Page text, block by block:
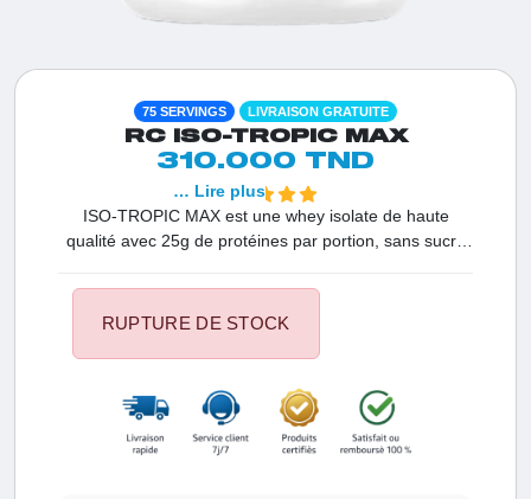
75 SERVINGS LIVRAISON GRATUITE
RC ISO-TROPIC MAX
310.000 TND
ISO-TROPIC MAX est une whey isolate de haute
qualité avec 25g de protéines par portion, sans sucre
délicieuse saveur du chocolat de ce supplément de
Ronnie Coleman Signature Series, parfait pour la
… Lire plus
RUPTURE DE STOCK